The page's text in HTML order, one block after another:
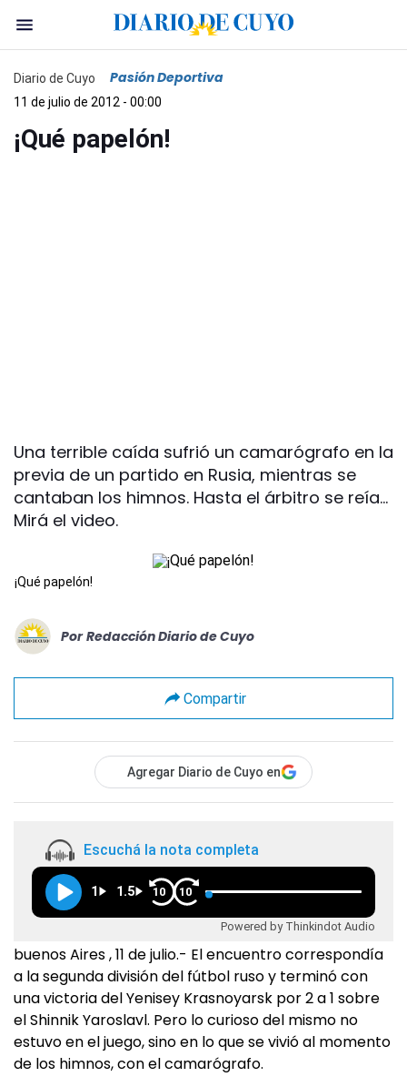
Diario de Cuyo Pasión Deportiva
11 de julio de 2012 - 00:00
¡Qué papelón!
Una terrible caída sufrió un camarógrafo en la
previa de un partido en Rusia, mientras se
cantaban los himnos. Hasta el árbitro se reía...
Mirá el video.
¡Qué papelón!
Por Redacción Diario de Cuyo
Compartir
Agregar Diario de Cuyo en
Escuchá la nota completa
1 1.5 10 10
Powered by Thinkindot Audio
buenos Aires , 11 de julio.- El encuentro correspondía
a la segunda división del fútbol ruso y terminó con
una victoria del Yenisey Krasnoyarsk por 2 a 1 sobre
el Shinnik Yaroslavl. Pero lo curioso del mismo no
estuvo en el juego, sino en lo que se vivió al momento
de los himnos, con el camarógrafo.